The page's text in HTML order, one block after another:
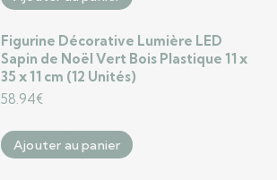
Figurine Décorative Lumière LED
Sapin de Noël Vert Bois Plastique 11 x
35 x 11 cm (12 Unités)
58.94€
Ajouter au panier